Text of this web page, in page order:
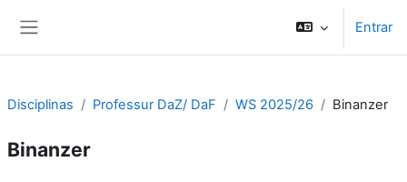
Entrar
Disciplinas Professur DaZ/ DaF WS 2025/26 Binanzer
Binanzer